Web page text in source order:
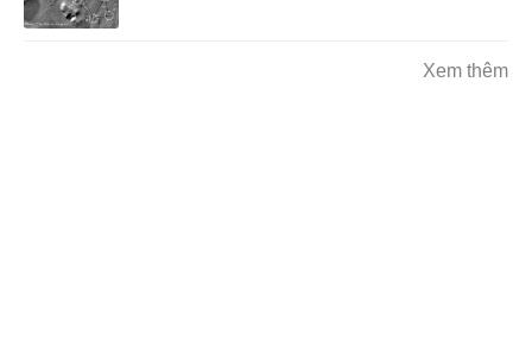
Xem thêm